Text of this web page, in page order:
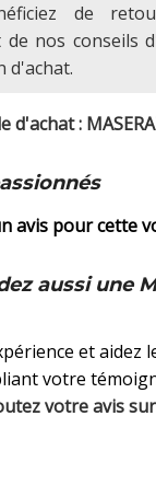
de
nos conseils
d'achat.
:
avis pour cette
aussi une
et aidez
votre
votre avis